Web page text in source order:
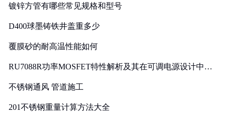
镀锌方管有哪些常见规格和型号
D400球墨铸铁井盖重多少
覆膜砂的耐高温性能如何
RU7088R功率MOSFET特性解析及其在可调电源设计中的
不锈钢通风 管道施工
201不锈钢重量计算方法大全